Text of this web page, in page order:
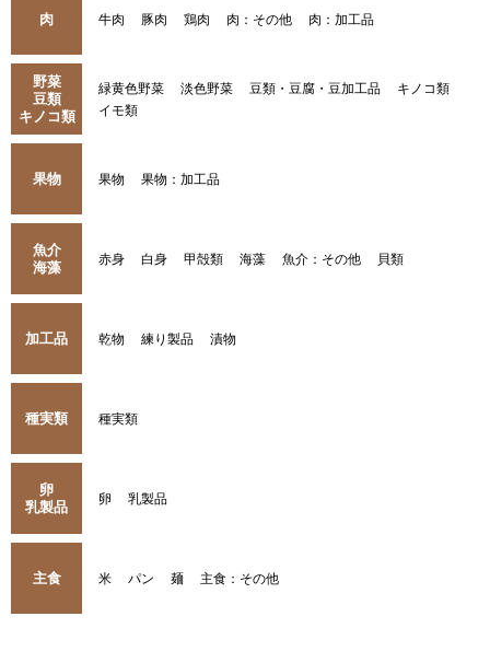
肉 牛肉 豚肉 鶏肉 肉：その他 肉：加工品
野菜
豆類
キノコ類
緑黄色野菜 淡色野菜 豆類・豆腐・豆加工品
キノコ類
イモ類
果物 果物 果物：加工品
魚介
海藻
赤身 白身 甲殻類 海藻 魚介：その他 貝類
加工品 乾物 練り製品 漬物
種実類 種実類
卵
乳製品
卵 乳製品
主食 米 パン 麺 主食：その他